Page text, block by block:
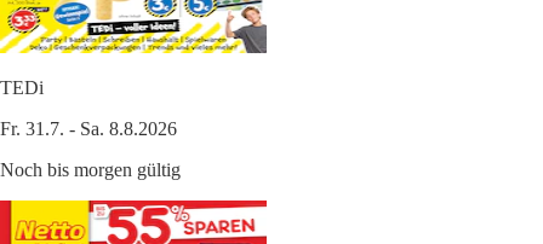
TEDi
Fr. 31.7. - Sa. 8.8.2026
Noch bis morgen gültig